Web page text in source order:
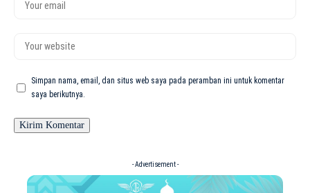
Simpan nama, email, dan situs web saya pada peramban ini untuk komentar
saya berikutnya.
- Advertisement -